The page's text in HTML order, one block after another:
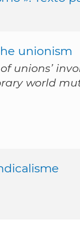
unionism
unions’
world